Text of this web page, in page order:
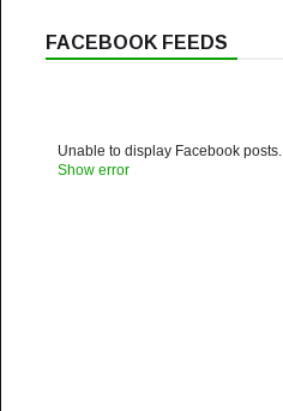
FACEBOOK FEEDS
Unable to display Facebook posts.
Show error